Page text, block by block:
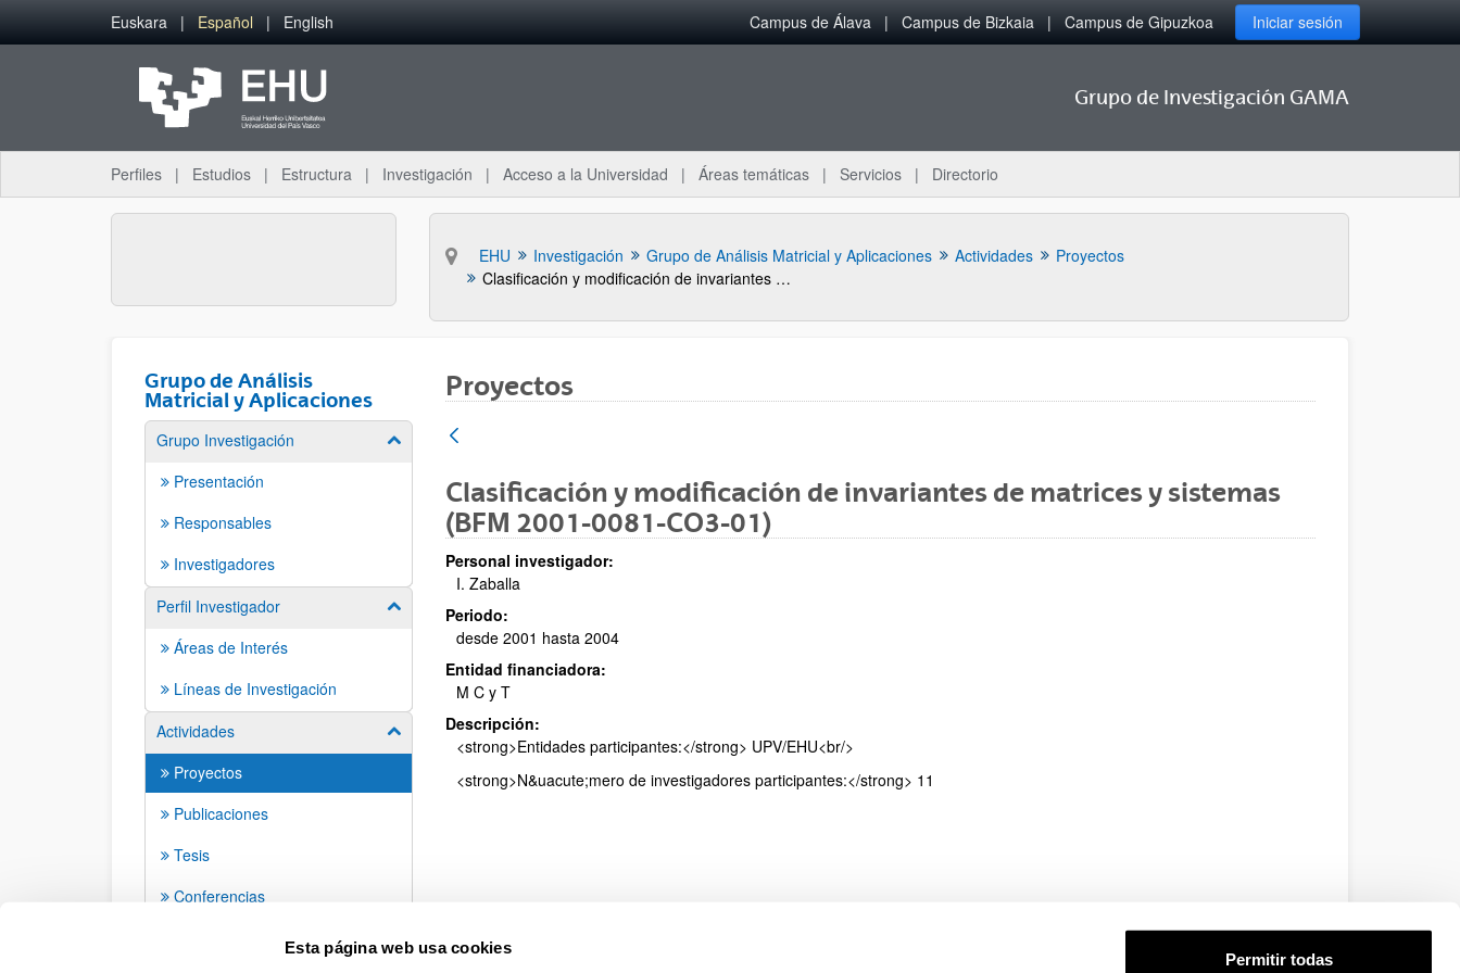
Esta página web usa cookies
Permitir todas
Saltar al contenido principal
Euskara Español English Campus de Álava Campus de Bizkaia Campus de Gipuzkoa Iniciar sesión
Grupo de Investigación GAMA
Perfiles Estudios Estructura Investigación Acceso a la Universidad Áreas temáticas Servicios Directorio
EHU Investigación Grupo de Análisis Matricial y Aplicaciones Actividades
Proyectos
Clasificación y modificación de invariantes de matrices y sistemas (BFM 2001-0081-CO3-01)
Grupo de Análisis
Matricial y Aplicaciones
Grupo Investigación Mostrar/ocultar subpáginas
Presentación
Responsables
Investigadores
Perfil Investigador
Mostrar/ocultar subpáginas
Áreas de Interés
Líneas de Investigación
Actividades
Mostrar/ocultar subpáginas
Proyectos
Publicaciones
Tesis
Conferencias
Proyectos
Clasificación y modificación de invariantes de matrices y sistemas
(BFM 2001-0081-CO3-01)
Personal investigador:
I. Zaballa
Periodo:
desde 2001 hasta 2004
Entidad financiadora:
M C y T
Descripción:
<strong>Entidades participantes:</strong> UPV/EHU<br/>
<strong>N&uacute;mero de investigadores participantes:</strong> 11